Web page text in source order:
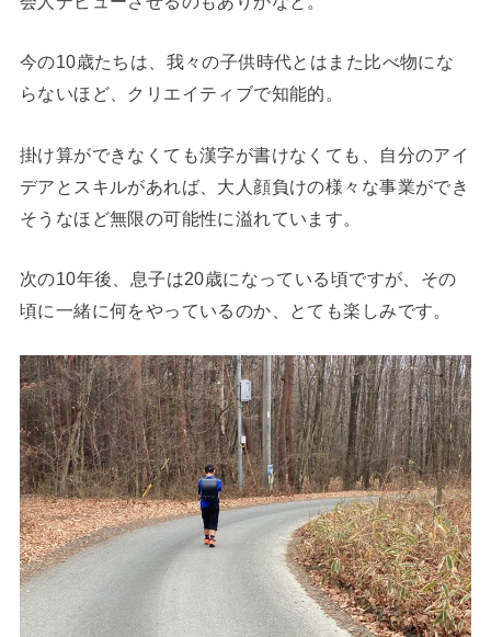
今の10歳たちは、我々の子供時代とはまた比べ物にな
らないほど、クリエイティブで知能的。
掛け算ができなくても漢字が書けなくても、自分のアイ
デアとスキルがあれば、大人顔負けの様々な事業ができ
そうなほど無限の可能性に溢れています。
次の10年後、息子は20歳になっている頃ですが、その
頃に一緒に何をやっているのか、とても楽しみです。